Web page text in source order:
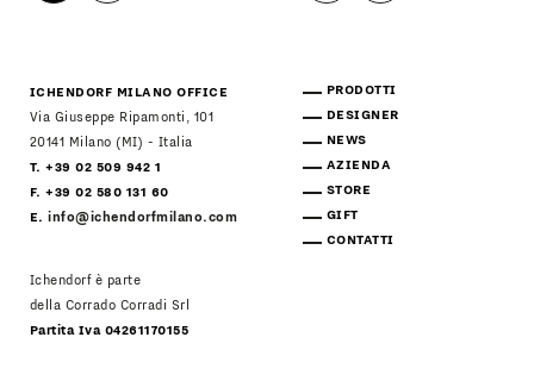
ICHENDORF MILANO OFFICE
Via Giuseppe Ripamonti, 101
20141 Milano (MI) - Italia
T. +39 02 509 942 1
F. +39 02 580 131 60
E.info@ichendorfmilano.com
Ichendorf è parte
della Corrado Corradi Srl
Partita Iva 04261170155
PRODOTTI
DESIGNER
NEWS
AZIENDA
STORE
GIFT
CONTATTI